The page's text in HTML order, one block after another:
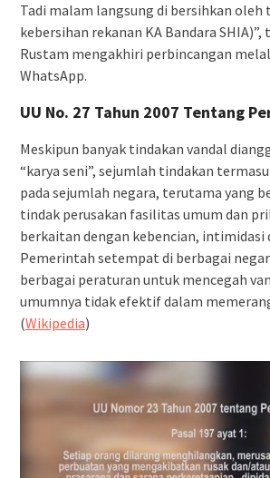
Tadi malam langsung di bersihkan oleh
kebersihan rekanan KA Bandara
Rustam mengakhiri perbincangan
WhatsApp.
UU No. 27 Tahun 2007 Tentang
Meskipun banyak tindakan vandal
“karya seni”, sejumlah tindakan
pada sejumlah negara, terutama yang
tindak perusakan fasilitas umum dan
berkaitan dengan kebencian, intimidasi
Pemerintah setempat di berbagai
berbagai peraturan untuk mencegah
umumnya tidak efektif dalam
(Wikipedia)